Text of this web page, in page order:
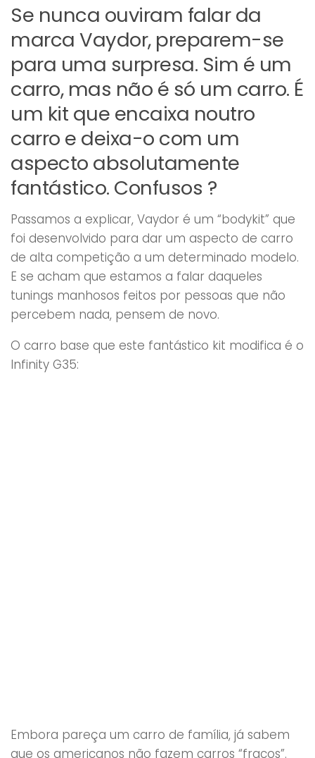
Se nunca ouviram falar da
marca Vaydor, preparem-se
para uma surpresa. Sim é um
carro, mas não é só um carro. É
um kit que encaixa noutro
carro e deixa-o com um
aspecto absolutamente
fantástico. Confusos ?
Passamos a explicar, Vaydor é um “bodykit” que
foi desenvolvido para dar um aspecto de carro
de alta competição a um determinado modelo.
E se acham que estamos a falar daqueles
tunings manhosos feitos por pessoas que não
percebem nada, pensem de novo.
O carro base que este fantástico kit modifica é o
Infinity G35:
Embora pareça um carro de família, já sabem
que os americanos não fazem carros “fracos”.